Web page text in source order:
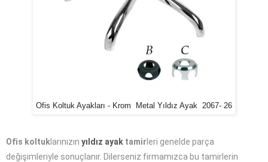
Ofis Koltuk Ayakları - Krom Metal Yıldız Ayak 2067- 26
Ofis koltuk larınızın yıldız ayak tamir leri genelde parça
değişimleriyle sonuçlanır. Dilerseniz firmamızca bu tamirlerin